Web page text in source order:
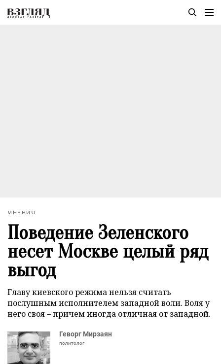
МНЕНИЯ
Поведение Зеленского
несет Москве целый ряд
выгод
Главу киевского режима нельзя считать
послушным исполнителем западной воли. Воля у
него своя – причем иногда отличная от западной.
Геворг Мирзаян
политолог